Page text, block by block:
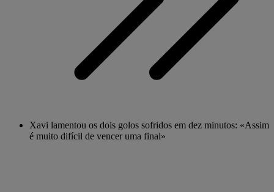
Xavi lamentou os dois golos sofridos em dez minutos: «Assim
é muito difícil de vencer uma final»